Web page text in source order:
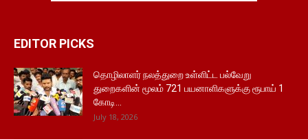
EDITOR PICKS
தொழிலாளர் நலத்துறை உள்ளிட்ட பல்வேறு
துறைகளின் மூலம் 721 பயனாளிகளுக்கு ரூபாய் 1
கோடி...
July 18, 2026